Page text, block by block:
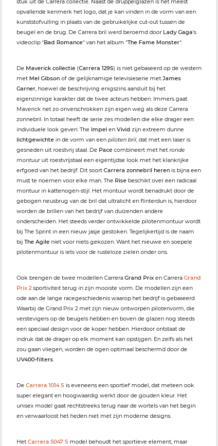
stuk uit de Carrera collectie. Naast de druppelglazen is het meest
opvallende kenmerk het logo, dat je kan vinden in de vorm van een
kunststofvulling in plaats van de gebruikelijke cut-out tussen de
beugel en de brug. De Carrera bril werd beroemd door Lady Gaga's
videoclip "Bad Romance" van het album "The Fame Monster".
De Maverick collectie (Carrera 129S) is niet gebaseerd op de western
met Mel Gibson of de gelijknamige televisieserie met James
Garner, hoewel de beschrijving enigszins aansluit bij het
eigenzinnige karakter dat de twee acteurs hebben. Immers gaat
Maverick net zo onverschrokken zijn eigen weg als deze Carrera
zonnebril. In totaal heeft de serie zes modellen die elke drager een
individuele look geven: The Impel en Vivid zijn extreem dunne
lichtgewichte in de vorm van een piloten bril, dat met een laser is
gesneden uit roestvrij staal. De Pace combineert met het ronde
montuuruit roestvrijstaal een eigentijdse look met het klankrijke
erfgoed van het bedrijf. Dit soort Carrera zonnebril heren is bijna een
must te noemen voor elke man. The Rise beschikt over een radicaal
montuur in kattenogen-stijl. Het montuur wordt benadrukt door de
gebogen neusbrug van de bril dat ultralicht en flinterdun is, hierdoor
worden de brillen van het bedrijf van duizenden andere
onderscheiden. Het steeds verder ontwikkelde pilotenmontuur wordt
bij The Sprint in een nieuw jasje gestoken. Tegelijkertijd is de naam
bij The Agile niet voor niets gekozen. Want het nieuwe en soepele
pilotenmontuur is iets voor de rusteloze zielen onder ons.
Ook brengen de twee modellen Carrera Grand Prix en Carrera Grand
Prix 2 sportiviteit terug in zijn mooiste vorm. De modellen zijn een
ode aan de lange racegeschiedenis waarop het bedrijf is gebaseerd.
Waarbij de Grand Prix 2 met zijn nieuw ontworpen pilotenvorm, die
verstevigers op de beugels hebben en boven de glazen nog steeds
een speciaal design voor de koper hebben. Hierdoor ontstaat de
indruk dat de drager op elk moment kan opstijgen. En zelfs als het
zou gaan vliegen, worden de ogen optimaal beschermd door de
UV400-filters.
De Carrera 1014 S is eveneens een sportief model, dat meteen ook
super elegant en hoogwaardig werkt door de gouden kleur. Het
unisex model gaat rechtstreeks terug naar de wortels van het begin
en verwaarloost het heden niet met zijn moderne designs.
Het Carrera 5047 S model behoudt het sportieve element, maar